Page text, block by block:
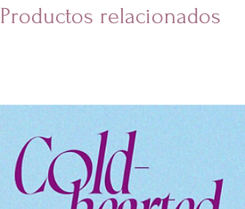
Productos relacionados